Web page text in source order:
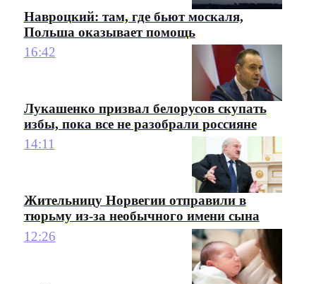
Навроцкий: там, где бьют москаля,
Польша оказывает помощь
16:42
Лукашенко призвал белорусов скупать
избы, пока все не разобрали россияне
14:11
Жительницу Норвегии отправили в
тюрьму из-за необычного имени сына
12:26